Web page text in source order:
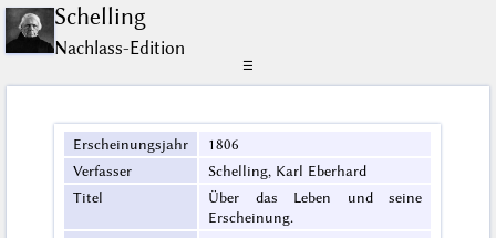
Schelling
Nachlass-Edition
☰
Erscheinungsjahr
1806
Verfasser
Schelling, Karl Eberhard
Titel
Über das Leben und seine
Erscheinung.